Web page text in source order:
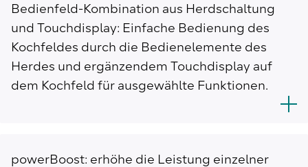
Bedienfeld-Kombination aus Herdschaltung
und Touchdisplay: Einfache Bedienung des
Kochfeldes durch die Bedienelemente des
Herdes und ergänzendem Touchdisplay auf
dem Kochfeld für ausgewählte Funktionen.
powerBoost: erhöhe die Leistung einzelner